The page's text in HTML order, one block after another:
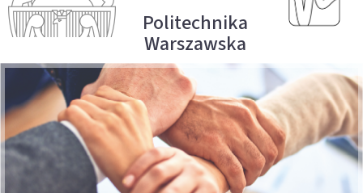
Politechnika
Warszawska